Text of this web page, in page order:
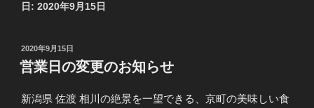
日: 2020年9月15日
投
稿
日:
2020年9月15日
営業日の変更のお知らせ
新潟県 佐渡 相川の絶景を一望できる、京町の美味しい食